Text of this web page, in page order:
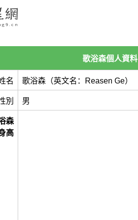
歌浴森個人資料
名 歌浴森（英文名：Reasen Ge）
別 男
森
高